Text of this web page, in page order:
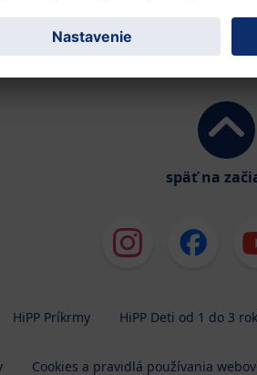
späť na
HiPP Príkrmy HiPP Deti od 1 do 3
Cookies a pravidlá používania